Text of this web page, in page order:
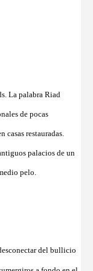
La palabra Riad
de pocas
casas restauradas.
palacios de un
pelo.
del bullicio